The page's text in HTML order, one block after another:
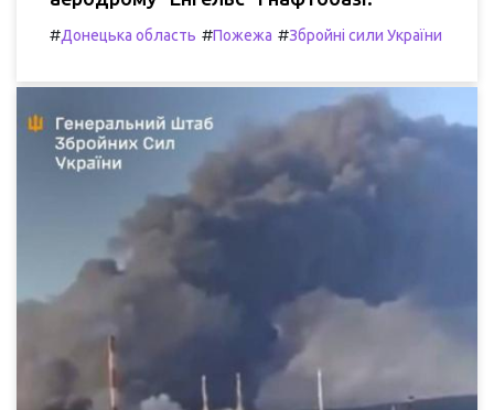
#Донецька область #Пожежа #Збройні сили України